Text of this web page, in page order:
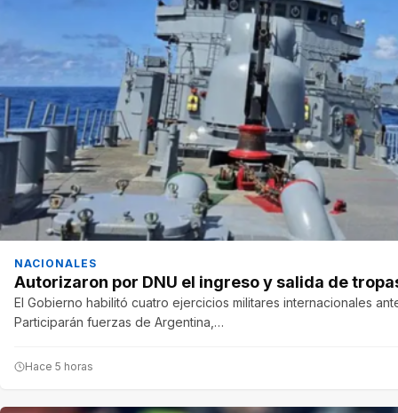
NACIONALES
Autorizaron por DNU el ingreso y salida de
El Gobierno habilitó cuatro ejercicios militares internacionales
Participarán fuerzas de Argentina,…
Hace 5 horas